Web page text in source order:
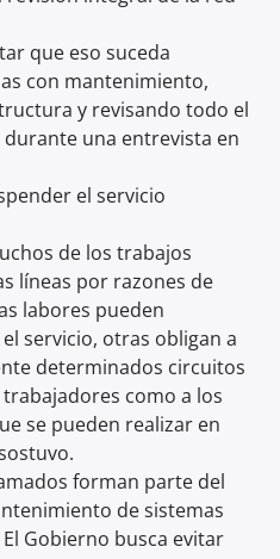
que eso suceda
con mantenimiento,
y revisando todo el
una entrevista en
el servicio
de los trabajos
líneas por razones de
labores pueden
servicio, otras obligan a
determinados circuitos
como a los
se pueden realizar en
forman parte del
de sistemas
Gobierno busca evitar